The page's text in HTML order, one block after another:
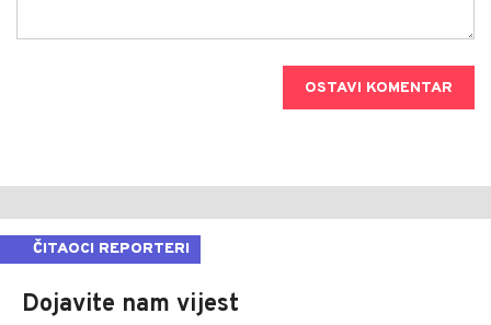
OSTAVI KOMENTAR
ČITAOCI REPORTERI
Dojavite nam vijest